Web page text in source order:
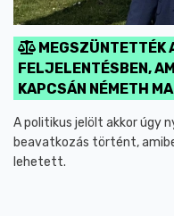
MEGSZÜNTETTÉK
FELJELENTÉSBEN,
KAPCSÁN NÉMETH
A politikus jelölt akkor úgy
beavatkozás történt,
lehetett.